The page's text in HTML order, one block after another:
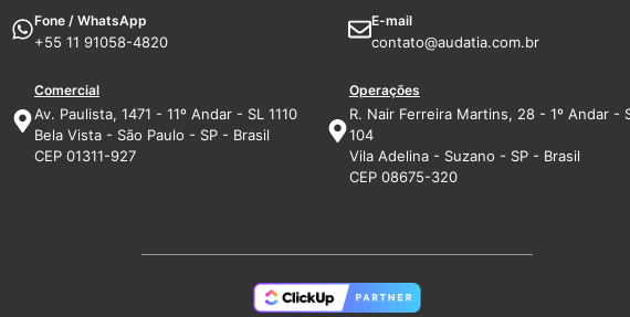
Fone / WhatsApp
+55 11 91058-4820
E-mail
contato@audatia.com.br
Comercial
Av. Paulista, 1471 - 11º Andar - SL 1110
Bela Vista - São Paulo - SP - Brasil
CEP 01311-927
Operações
R. Nair Ferreira Martins, 28 - 1º Andar -
104
Vila Adelina - Suzano - SP - Brasil
CEP 08675-320